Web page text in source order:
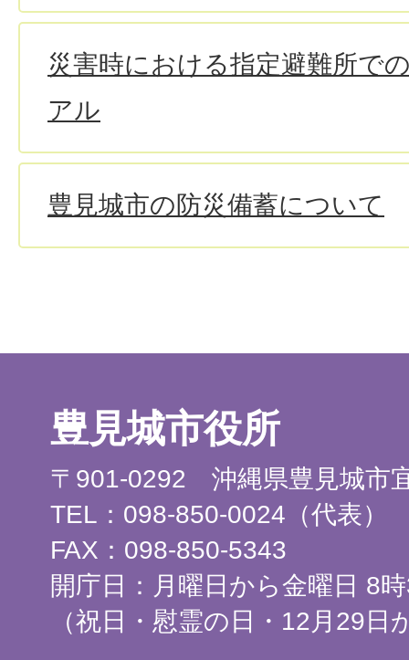
災害時における指定避難所で
アル
豊見城市の防災備蓄について
豊見城市役所
〒901-0292 沖縄県豊見城市
TEL：098-850-0024（代表）
FAX：098-850-5343
開庁日：月曜日から金曜日 8
（祝日・慰霊の日・12月29日